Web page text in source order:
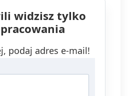
widzisz tylko
podaj adres e-mail!